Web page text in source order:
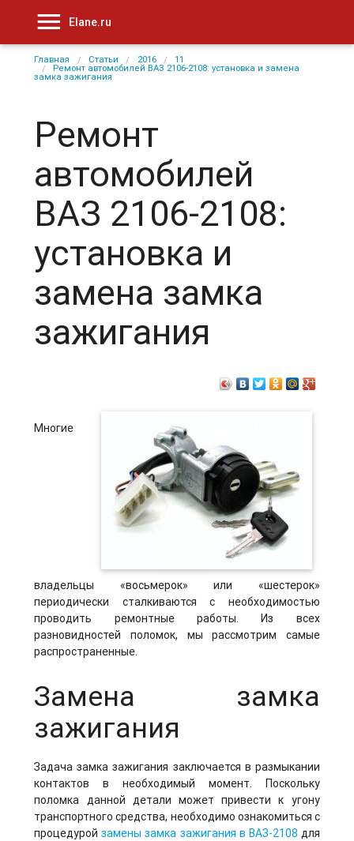
Elane.ru
Главная Статьи 2016 11
Ремонт автомобилей ВАЗ 2106-2108: установка и замена
замка зажигания
Ремонт
автомобилей
ВАЗ 2106-2108:
установка и
замена замка
зажигания
Многие
владельцы «восьмерок» или «шестерок»
периодически сталкиваются с необходимостью
проводить ремонтные работы. Из всех
разновидностей поломок, мы рассмотрим самые
распространенные.
Замена замка
зажигания
Задача замка зажигания заключается в размыкании
контактов в необходимый момент. Поскольку
поломка данной детали может привести к угону
транспортного средства, необходимо ознакомиться с
процедуройзамены замка зажигания в ВАЗ-2108 для